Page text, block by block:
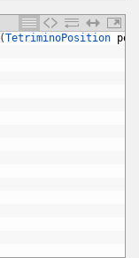
(TetriminoPosition pos